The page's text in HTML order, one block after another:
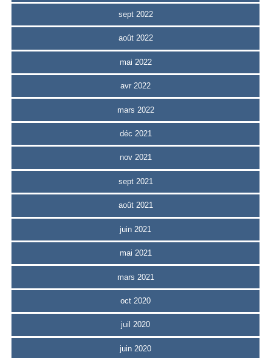
sept 2022
août 2022
mai 2022
avr 2022
mars 2022
déc 2021
nov 2021
sept 2021
août 2021
juin 2021
mai 2021
mars 2021
oct 2020
juil 2020
juin 2020